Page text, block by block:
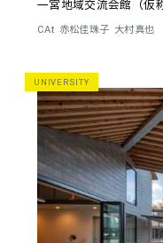
一宮地域交流会館（仮称
CAt 赤松佳珠子 大村真也
UNIVERSITY